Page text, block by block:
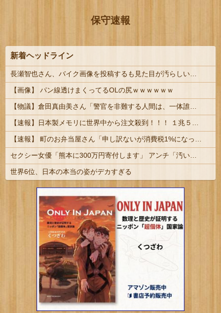
保守速報
新着ヘッドライン
【画像】 パン線透けまくってるOLの尻ｗｗｗｗｗｗ
世界6位、日本の本当の姿がデカすぎる